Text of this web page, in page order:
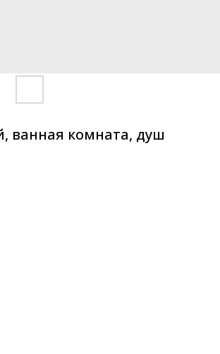
ванная комната, душ